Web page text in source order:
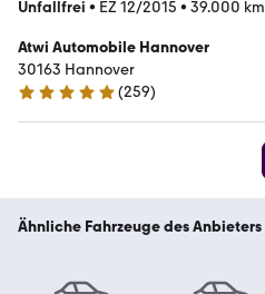
Unfallfrei • EZ 12/2015 • 39.000 km
Atwi Automobile Hannover
30163 Hannover
5 Sterne
(259)
Ähnliche Fahrzeuge des Anbieters